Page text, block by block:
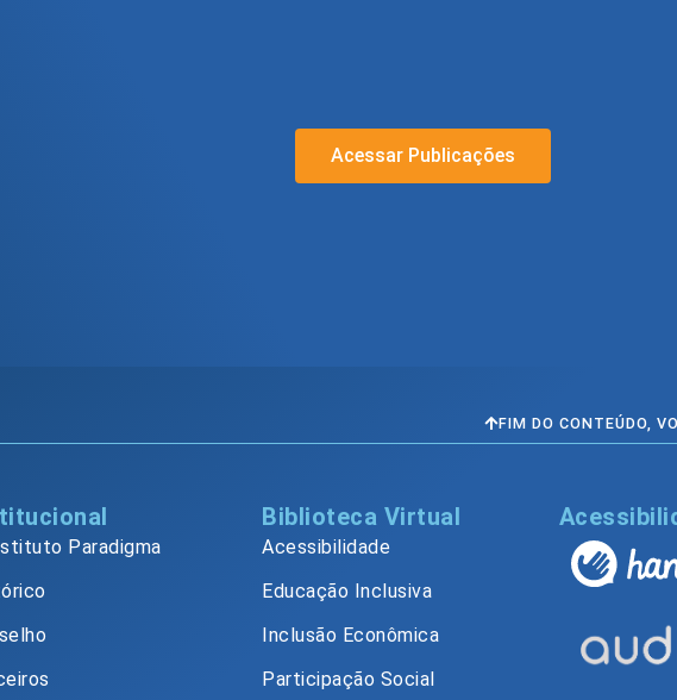
Acessar Publicações
FIM DO CONTEÚDO,
Paradigma
Biblioteca Virtual
Acessibilidade
Educação Inclusiva
Inclusão Econômica
Participação Social